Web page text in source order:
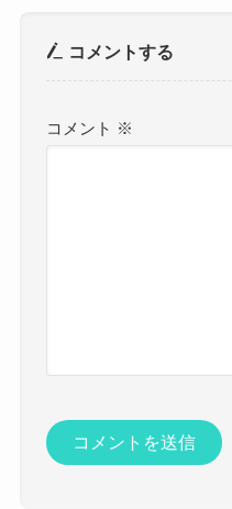
コメントする
コメント ※